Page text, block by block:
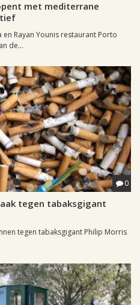
met mediterrane
Rayan Younis restaurant Porto
de...
0
tegen tabaksgigant
tegen tabaksgigant Philip Morris